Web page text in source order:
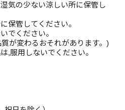
気の少ない涼しい所に保管し
保管してください。
でください。
が変わるおそれがあります。)
,服用しないでください。